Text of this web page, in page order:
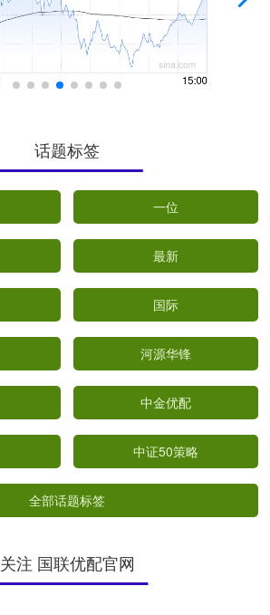
话题标签
一位
最新
国际
河源华锋
中金优配
中证50策略
全部话题标签
关注 国联优配官网